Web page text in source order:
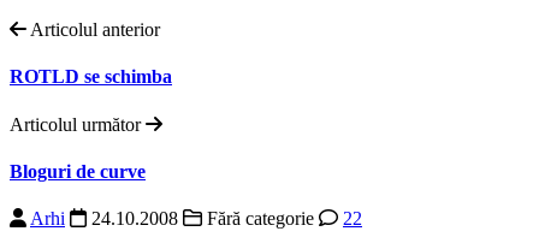
Articolul anterior
ROTLD se schimba
Articolul următor
Bloguri de curve
Arhi 24.10.2008 Fără categorie 22